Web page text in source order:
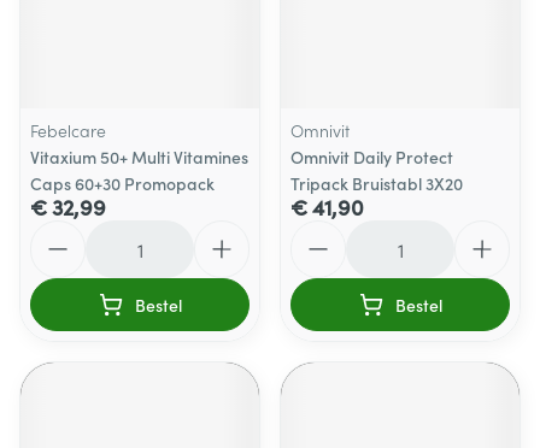
Febelcare
Vitaxium 50+ Multi Vitamines
Caps 60+30 Promopack
€ 32,99
Bestel
Omnivit
Omnivit Daily Protect
Tripack Bruistabl 3X20
€ 41,90
Bestel